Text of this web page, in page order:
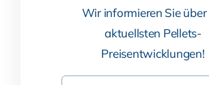
Wir informieren Sie über
aktuellsten Pellets-
Preisentwicklungen!